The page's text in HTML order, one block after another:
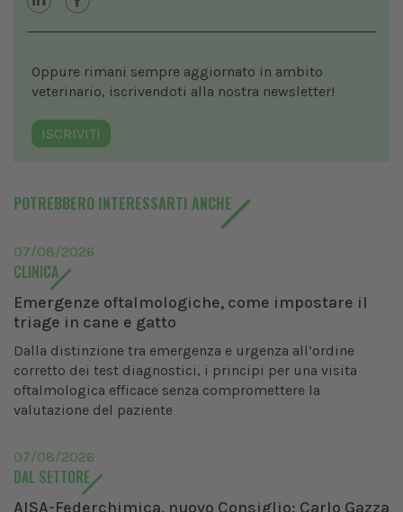
Oppure rimani sempre aggiornato in ambito
veterinario, iscrivendoti alla nostra newsletter!
ISCRIVITI
POTREBBERO INTERESSARTI ANCHE
07/08/2026
CLINICA
Emergenze oftalmologiche, come impostare il
triage in cane e gatto
Dalla distinzione tra emergenza e urgenza all’ordine
corretto dei test diagnostici, i principi per una visita
oftalmologica efficace senza compromettere la
valutazione del paziente
07/08/2026
DAL SETTORE
AISA-Federchimica, nuovo Consiglio: Carlo Gazza